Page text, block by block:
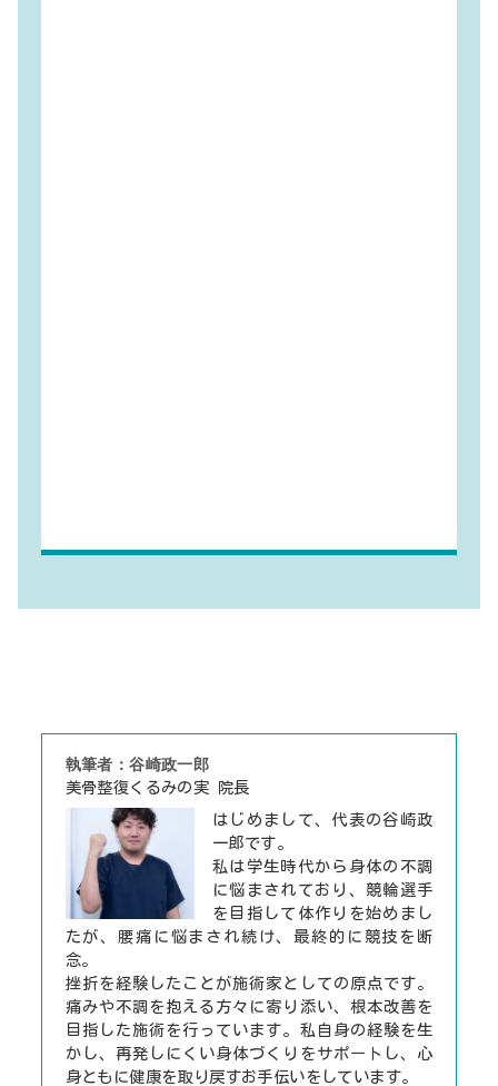
執筆者：谷崎政一郎
美骨整復くるみの実 院長
はじめまして、代表の谷崎政
一郎です。
私は学生時代から身体の不調
に悩まされており、競輪選手
を目指して体作りを始めまし
たが、腰痛に悩まされ続け、最終的に競技を断
念。
挫折を経験したことが施術家としての原点です。
痛みや不調を抱える方々に寄り添い、根本改善を
目指した施術を行っています。私自身の経験を生
かし、再発しにくい身体づくりをサポートし、心
身ともに健康を取り戻すお手伝いをしています。